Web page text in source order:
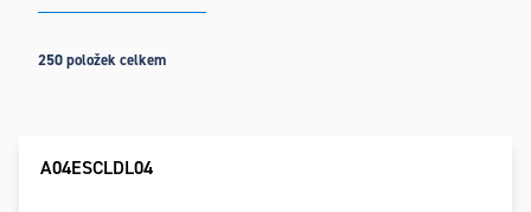
produktů
250položek celkem
A04ESCLDL04